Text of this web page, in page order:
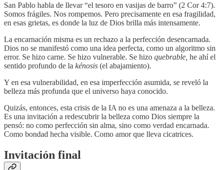
San Pablo habla de llevar “el tesoro en vasijas de barro” (2 Cor 4:7).
Somos frágiles. Nos rompemos. Pero precisamente en esa fragilidad,
en esas grietas, es donde la luz de Dios brilla más intensamente.
La encarnación misma es un rechazo a la perfección desencarnada.
Dios no se manifestó como una idea perfecta, como un algoritmo sin
error. Se hizo carne. Se hizo vulnerable. Se hizo quebrable, he ahí el
sentido profundo de la kénosis (el abajamiento).
Y en esa vulnerabilidad, en esa imperfección asumida, se reveló la
belleza más profunda que el universo haya conocido.
Quizás, entonces, esta crisis de la IA no es una amenaza a la belleza.
Es una invitación a redescubrir la belleza como Dios siempre la
pensó: no como perfección sin alma, sino como verdad encarnada.
Como bondad hecha visible. Como amor que lleva cicatrices.
Invitación final